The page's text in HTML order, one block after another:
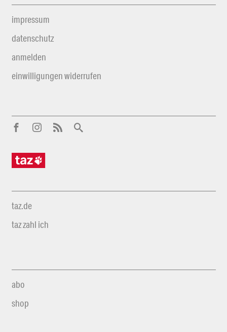
impressum
datenschutz
anmelden
einwilligungen widerrufen
taz.de
taz zahl ich
abo
shop